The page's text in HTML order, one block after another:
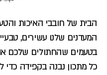
הבית של חובבי האיכות
המעדנים שלנו עשירים,
בטעמים שהחתולים שלכם
כל מתכון נבנה בקפידה כדי